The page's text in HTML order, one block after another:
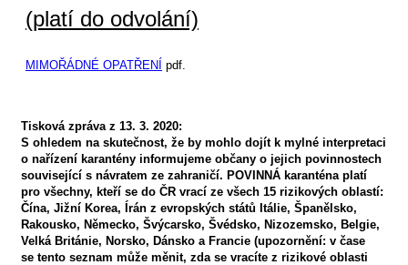
(platí do odvolání)
MIMOŘÁDNÉ OPATŘENÍ pdf.
Tisková zpráva z 13. 3. 2020:
S ohledem na skutečnost, že by mohlo dojít k mylné interpretaci
o nařízení karantény informujeme občany o jejich povinnostech
související s návratem ze zahraničí. POVINNÁ karanténa platí
pro všechny, kteří se do ČR vrací ze všech 15 rizikových oblastí:
Čína, Jižní Korea, Írán z evropských států Itálie, Španělsko,
Rakousko, Německo, Švýcarsko, Švédsko, Nizozemsko, Belgie,
Velká Británie, Norsko, Dánsko a Francie (upozornění: v čase
se tento seznam může měnit, zda se vracíte z rizikové oblasti